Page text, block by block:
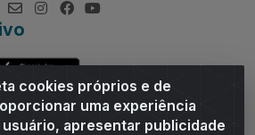
cookies próprios e de
uma experiência
apresentar publicidade